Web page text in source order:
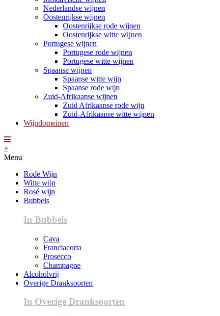
Nederlandse wijnen
Oostenrijkse wijnen
Oostenrijkse rode wijnen
Oostenrijkse witte wijnen
Portugese wijnen
Portugese rode wijnen
Portugese witte wijnen
Spaanse wijnen
Spaanse witte wijn
Spaanse rode wijn
Zuid-Afrikaanse wijnen
Zuid Afrikaanse rode wijn
Zuid-Afrikaanse witte wijnen
Wijndomeinen
×
Menu
Rode Wijn
Witte wijn
Rosé wijn
Bubbels
In Bubbels
Cava
Franciacorta
Prosecco
Champagne
Alcoholvrij
Overige Dranksoorten
In Overige Dranksoorten